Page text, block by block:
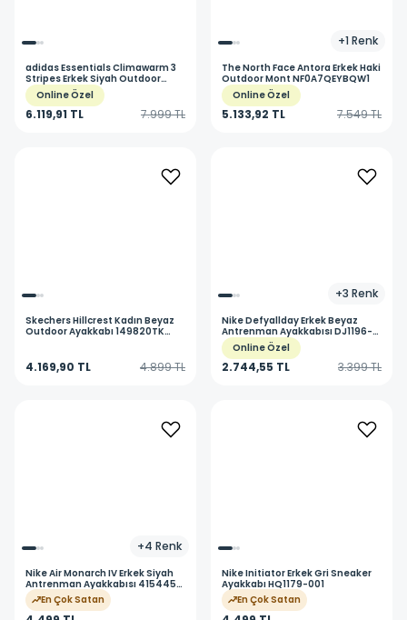
adidasEssentials Climawarm 3
Stripes Erkek Siyah Outdoor
Mont JM4165
Online Özel
6.119,91 TL 7.999 TL
+1 Renk
The North FaceAntora Erkek Haki
Outdoor Mont NF0A7QEYBQW1
Online Özel
5.133,92 TL 7.549 TL
SkechersHillcrest Kadın Beyaz
Outdoor Ayakkabı 149820TK
4.169,90 TL 4.899 TL
+3 Renk
NikeDefyallday Erkek Beyaz
Antrenman Ayakkabısı DJ1196-
100Online Özel
2.744,55 TL 3.399 TL
+4 Renk
NikeAir Monarch IV Erkek Siyah
Antrenman Ayakkabısı 415445-
001En Çok Satan
NikeInitiator Erkek Gri Sneaker
Ayakkabı HQ1179-001
En Çok Satan